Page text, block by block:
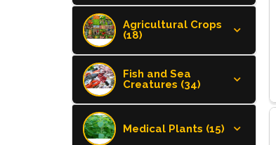
Agricultural Crops
(18)
Fish and Sea
Creatures (34)
Medical Plants (15)